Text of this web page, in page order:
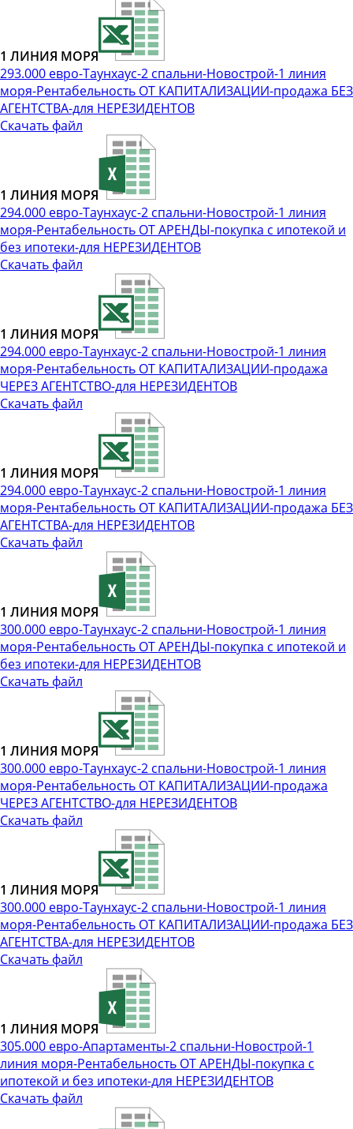
1 ЛИНИЯ МОРЯ
293.000 евро-Таунхаус-2 спальни-Новострой-1 линия
моря-Рентабельность ОТ КАПИТАЛИЗАЦИИ-продажа БЕЗ
АГЕНТСТВА-для НЕРЕЗИДЕНТОВ
Скачать файл
1 ЛИНИЯ МОРЯ
294.000 евро-Таунхаус-2 спальни-Новострой-1 линия
моря-Рентабельность ОТ АРЕНДЫ-покупка с ипотекой и
без ипотеки-для НЕРЕЗИДЕНТОВ
Скачать файл
1 ЛИНИЯ МОРЯ
294.000 евро-Таунхаус-2 спальни-Новострой-1 линия
моря-Рентабельность ОТ КАПИТАЛИЗАЦИИ-продажа
ЧЕРЕЗ АГЕНТСТВО-для НЕРЕЗИДЕНТОВ
Скачать файл
1 ЛИНИЯ МОРЯ
294.000 евро-Таунхаус-2 спальни-Новострой-1 линия
моря-Рентабельность ОТ КАПИТАЛИЗАЦИИ-продажа БЕЗ
АГЕНТСТВА-для НЕРЕЗИДЕНТОВ
Скачать файл
1 ЛИНИЯ МОРЯ
300.000 евро-Таунхаус-2 спальни-Новострой-1 линия
моря-Рентабельность ОТ АРЕНДЫ-покупка с ипотекой и
без ипотеки-для НЕРЕЗИДЕНТОВ
Скачать файл
1 ЛИНИЯ МОРЯ
300.000 евро-Таунхаус-2 спальни-Новострой-1 линия
моря-Рентабельность ОТ КАПИТАЛИЗАЦИИ-продажа
ЧЕРЕЗ АГЕНТСТВО-для НЕРЕЗИДЕНТОВ
Скачать файл
1 ЛИНИЯ МОРЯ
300.000 евро-Таунхаус-2 спальни-Новострой-1 линия
моря-Рентабельность ОТ КАПИТАЛИЗАЦИИ-продажа БЕЗ
АГЕНТСТВА-для НЕРЕЗИДЕНТОВ
Скачать файл
1 ЛИНИЯ МОРЯ
305.000 евро-Апартаменты-2 спальни-Новострой-1
линия моря-Рентабельность ОТ АРЕНДЫ-покупка с
ипотекой и без ипотеки-для НЕРЕЗИДЕНТОВ
Скачать файл